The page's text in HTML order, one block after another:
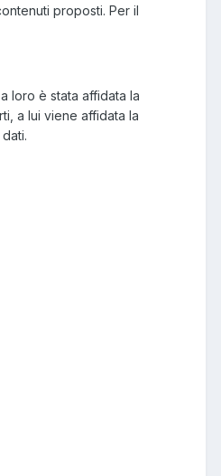
proposti. Per il
loro è stata affidata la
a lui viene affidata la